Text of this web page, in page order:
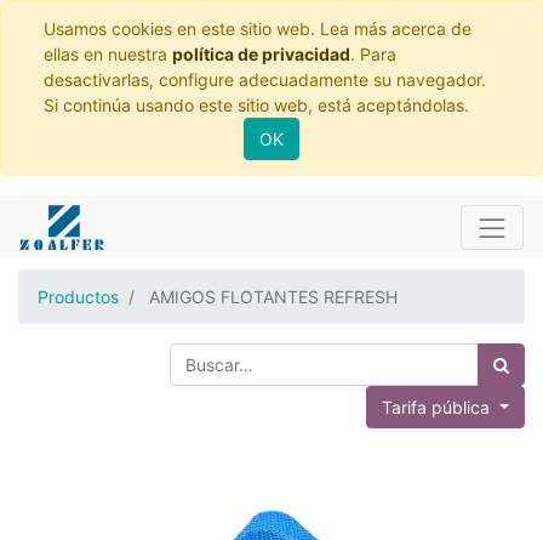
Usamos cookies en este sitio web. Lea más acerca de
ellas en nuestra política de privacidad. Para
desactivarlas, configure adecuadamente su navegador.
Si continúa usando este sitio web, está aceptándolas.
OK
Productos AMIGOS FLOTANTES REFRESH
Tarifa pública